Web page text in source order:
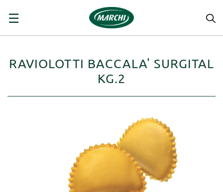
navigazione
☰
RAVIOLOTTI BACCALA' SURGITAL
KG.2